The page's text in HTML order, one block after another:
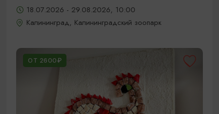
18.07.2026 - 29.08.2026, 10:00
Калининград, Калининградский зоопарк
ОТ 2600₽